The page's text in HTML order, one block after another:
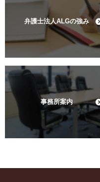
弁護士法人ALGの強み
事務所案内